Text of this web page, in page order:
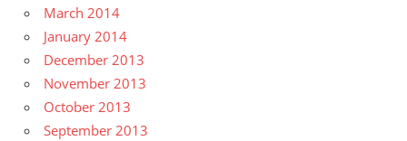
March 2014
January 2014
December 2013
November 2013
October 2013
September 2013